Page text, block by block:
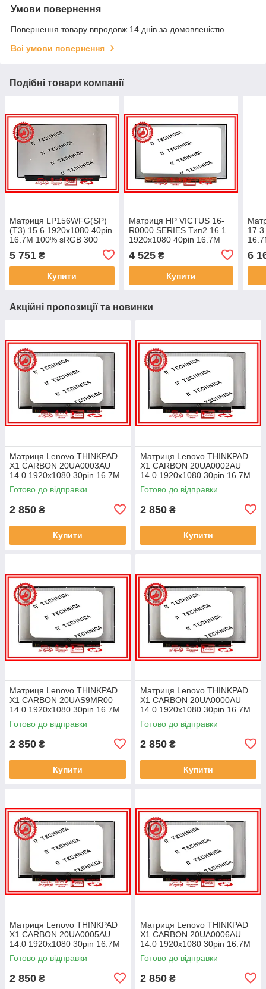
Умови повернення
Повернення товару впродовж 14 днів за домовленістю
Всі умови повернення
Подібні товари компанії
Матриця LP156WFG(SP)
(T3) 15.6 1920x1080 40pin
16.7M 100% sRGB 300
5 751 ₴
Купити
Матриця HP VICTUS 16-
R0000 SERIES Тип2 16.1
1920x1080 40pin 16.7M
100% sRGB 300 cd/m² для
ноутбука
4 525₴
Купити
6
Акційні пропозиції та новинки
Матриця Lenovo THINKPAD
X1 CARBON 20UA0003AU
14.0 1920x1080 30pin 16.7M
45% NTSC 300 cd/m² для
ноутбука
Готово до відправки
2 850 ₴
Купити
Матриця Lenovo THINKPAD
X1 CARBON 20UA0002AU
14.0 1920x1080 30pin 16.7M
45% NTSC 300 cd/m² для
ноутбука
Готово до відправки
2 850 ₴
Купити
Матриця Lenovo THINKPAD
X1 CARBON 20UAS9MR00
14.0 1920x1080 30pin 16.7M
45% NTSC 300 cd/m² для
ноутбука
Готово до відправки
2 850 ₴
Купити
Матриця Lenovo THINKPAD
X1 CARBON 20UA0000AU
14.0 1920x1080 30pin 16.7M
45% NTSC 300 cd/m² для
ноутбука
Готово до відправки
2 850 ₴
Купити
Матриця Lenovo THINKPAD
X1 CARBON 20UA0005AU
14.0 1920x1080 30pin 16.7M
45% NTSC 300 cd/m² для
ноутбука
Готово до відправки
2 850 ₴
Матриця Lenovo THINKPAD
X1 CARBON 20UA0006AU
14.0 1920x1080 30pin 16.7M
45% NTSC 300 cd/m² для
ноутбука
Готово до відправки
2 850 ₴